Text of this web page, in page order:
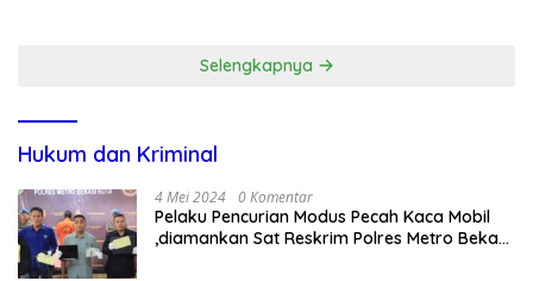
Selengkapnya
Hukum dan Kriminal
4 Mei 2024 0 Komentar
Pelaku Pencurian Modus Pecah Kaca Mobil
,diamankan Sat Reskrim Polres Metro Bekasi